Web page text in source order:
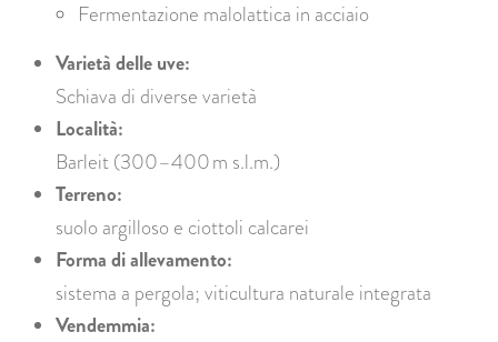
Fermentazione malolattica in acciaio
Varietà delle uve:
Schiava di diverse varietà
Località:
Barleit (300–400 m s.l.m.)
Terreno:
suolo argilloso e ciottoli calcarei
Forma di allevamento:
sistema a pergola; viticultura naturale integrata
Vendemmia: